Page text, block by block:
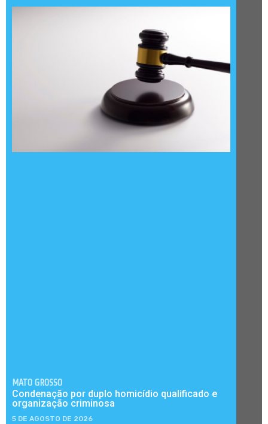
MATO GROSSO
Condenação por duplo homicídio qualificado e
organização criminosa
5 DE AGOSTO DE 2026